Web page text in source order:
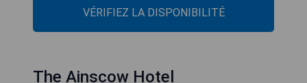
VÉRIFIEZ LA DISPONIBILITÉ
The Ainscow Hotel